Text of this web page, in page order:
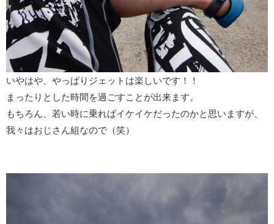
いやはや、やっぱりジェットは楽しいです！！
まったりとした時間を過ごすことが出来ます。
もちろん、若い時に乗ればイケイケだったのかと思いますが、
我々はおじさん組なので（笑）